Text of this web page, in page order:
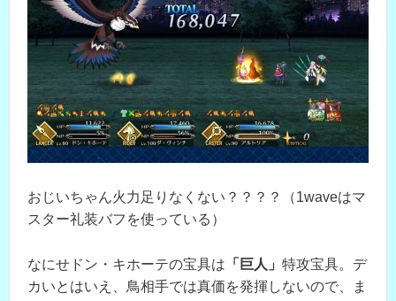
おじいちゃん火力足りなくない？？？？（1waveはマ
スター礼装バフを使っている）
なにせドン・キホーテの宝具は 「巨人」 特攻宝具。デ
カいとはいえ、鳥相手では真価を発揮しないので、ま